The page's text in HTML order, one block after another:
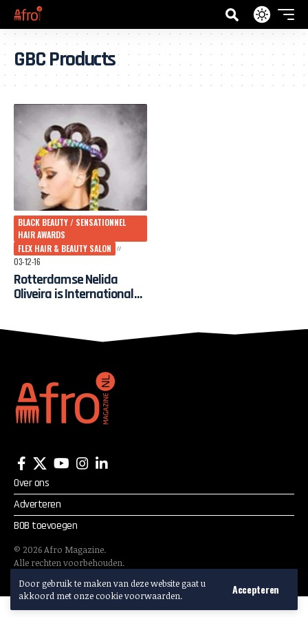
Door gebruik te maken van deze website gaat u
akkoord met onze cookie voorwaarden.
Accepteren
GBC Products
BLACK BEAUTY / SENSATIONNEL
HAIR AWARDS
FLEX HAIR & BEAUTY SALON
03-12-16
Rotterdamse Nelida
Oliveira is International
Over ons
Adverteren
BOB toevoegen
© 2026Afro Magazine.
Alle rechten voorbehouden.